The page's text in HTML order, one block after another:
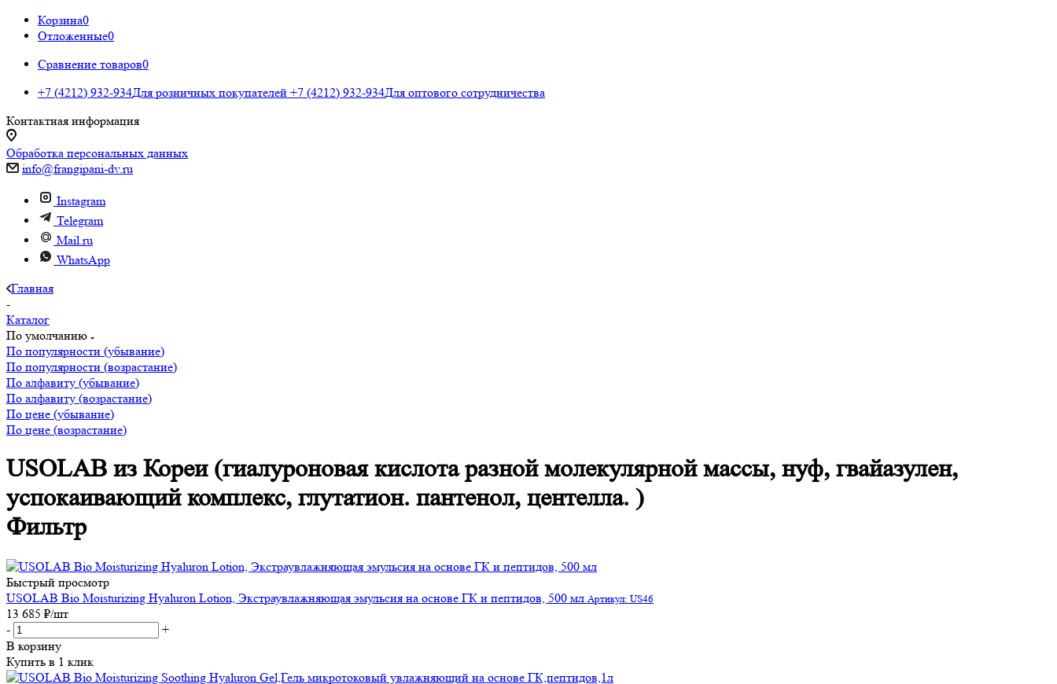
Корзина0
Отложенные0
Сравнение товаров0
+7 (4212) 932-934Для розничных покупателей +7 (4212) 932-934Для оптового сотрудничества
Контактная информация
Обработка персональных данных
info@frangipani-dv.ru
Instagram
Telegram
Mail.ru
WhatsApp
Главная
-
Каталог
По умолчанию
По популярности (убывание)
По популярности (возрастание)
По алфавиту (убывание)
По алфавиту (возрастание)
По цене (убывание)
По цене (возрастание)
USOLAB из Кореи (гиалуроновая кислота разной молекулярной массы, нуф, гвайазулен,
успокаивающий комплекс, глутатион. пантенол, центелла. )
Фильтр
Быстрый просмотр
USOLAB Bio Moisturizing Hyaluron Lotion, Экстраувлажняющая эмульсия на основе ГК и пептидов, 500 мл Артикул: US46
13 685 ₽/шт
-
+
В корзину
Купить в 1 клик